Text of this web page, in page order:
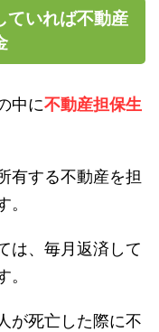
ていれば不動産
中に不動産担保生
有する不動産を担
は、毎月返済して
が死亡した際に不